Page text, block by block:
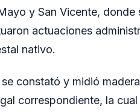
y San Vicente, donde
actuaciones
nativo.
constató y midió
correspondiente, la